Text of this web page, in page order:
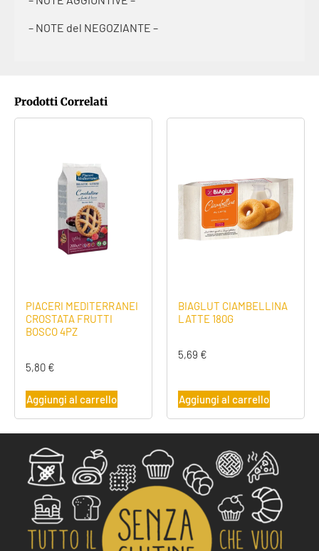
– NOTE del NEGOZIANTE –
Prodotti Correlati
PIACERI MEDITERRANEI
CROSTATA FRUTTI
BOSCO 4PZ
5,80 €
Aggiungi al carrello
BIAGLUT CIAMBELLINA
LATTE 180G
5,69 €
Aggiungi al carrello